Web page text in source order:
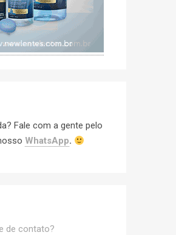
Fale com a gente pelo
WhatsApp.
de contato?